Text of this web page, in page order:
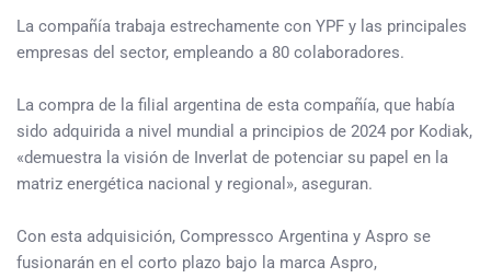
La compañía trabaja estrechamente con YPF y las principales
empresas del sector, empleando a 80 colaboradores.
La compra de la filial argentina de esta compañía, que había
sido adquirida a nivel mundial a principios de 2024 por Kodiak,
«demuestra la visión de Inverlat de potenciar su papel en la
matriz energética nacional y regional», aseguran.
Con esta adquisición, Compressco Argentina y Aspro se
fusionarán en el corto plazo bajo la marca Aspro,